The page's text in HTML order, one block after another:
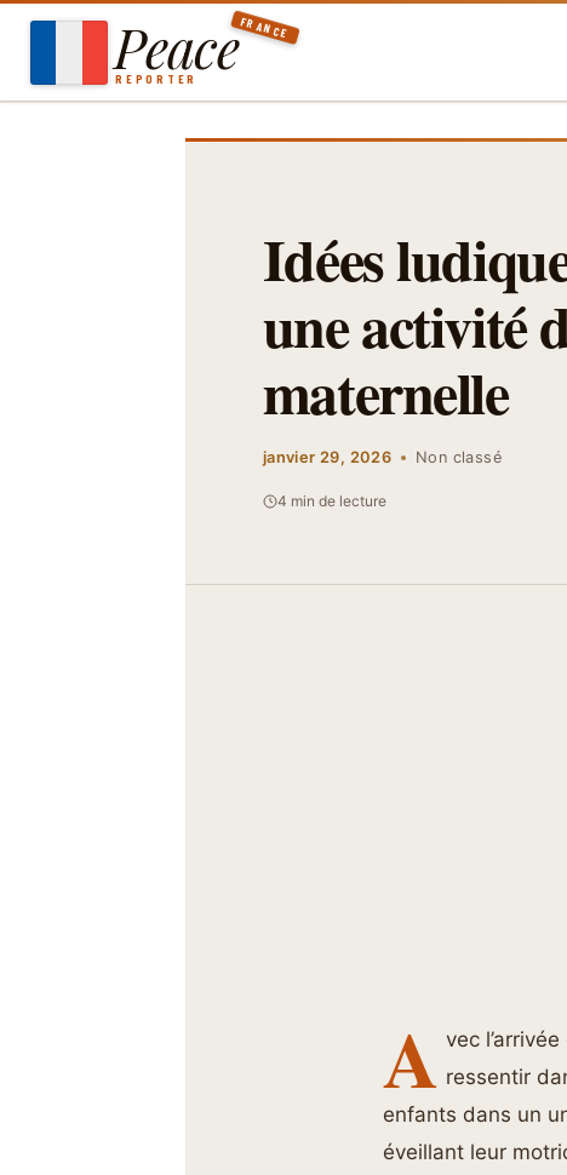
Aller
contenu
Peace
REPORTER
FRANCE
Idées
une activité
maternelle
janvier 29, 2026 Non classé
4 min de lecture
A vec
ressentir
enfants dans un
éveillant leur